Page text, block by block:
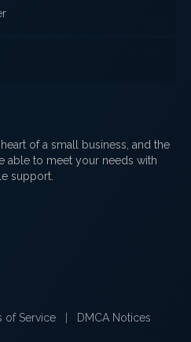
of a small business, and the
able to meet your needs with
support.
of Service DMCA Notices